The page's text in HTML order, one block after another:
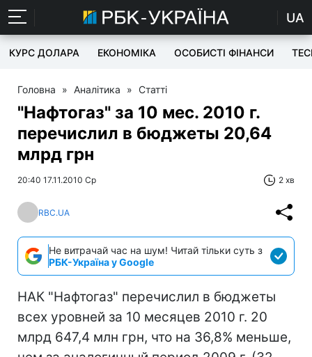
UA
КУРС ДОЛАРА ЕКОНОМІКА ОСОБИСТІ ФІНАНСИ
Головна » Аналітика » Статті
"Нафтогаз" за 10 мес. 2010 г.
перечислил в бюджеты 20,64
млрд грн
20:40 17.11.2010 Ср 2 хв
RBC.UA
Не витрачай час на шум! Читай тільки суть з
РБК-Україна у Google
НАК "Нафтогаз" перечислил в бюджеты
всех уровней за 10 месяцев 2010 г. 20
млрд 647,4 млн грн, что на 36,8% меньше,